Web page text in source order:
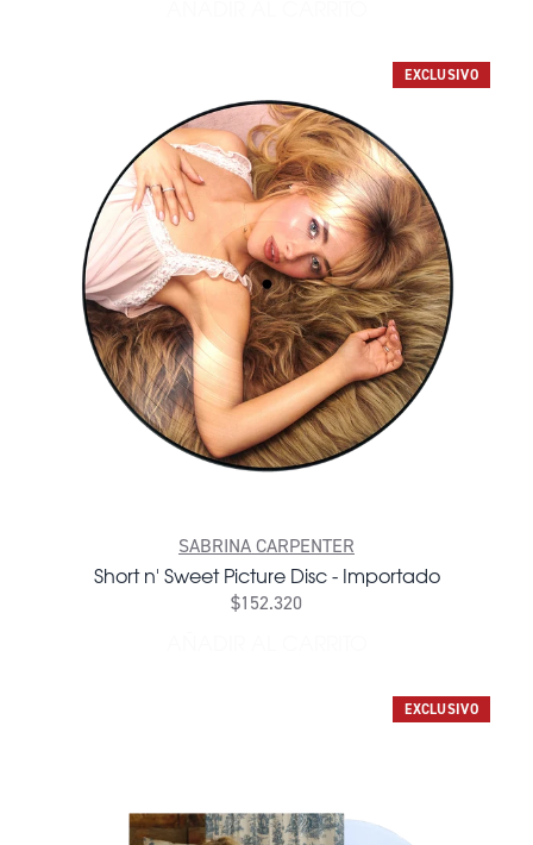
EXCLUSIVO
SABRINA CARPENTER
Short n' Sweet Picture Disc - Importado
$152.320
EXCLUSIVO